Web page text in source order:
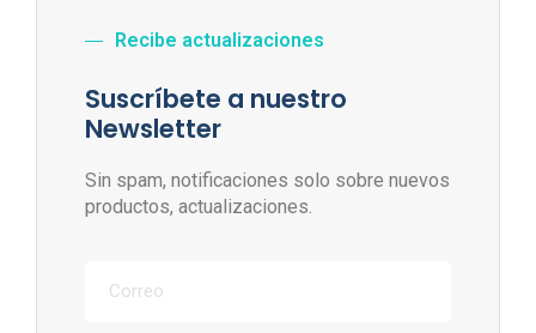
Recibe actualizaciones
Suscríbete a nuestro
Newsletter
Sin spam, notificaciones solo sobre nuevos
productos, actualizaciones.